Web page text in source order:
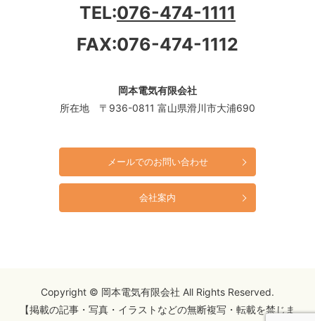
TEL:076-474-1111
FAX:076-474-1112
岡本電気有限会社
所在地 〒936-0811 富山県滑川市大浦690
メールでのお問い合わせ
会社案内
Copyright © 岡本電気有限会社 All Rights Reserved.
【掲載の記事・写真・イラストなどの無断複写・転載を禁じま